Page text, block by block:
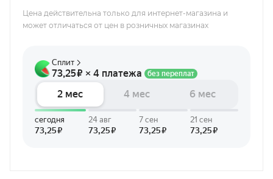
Цена действительна только для интернет-магазина и
может отличаться от цен в розничных магазинах